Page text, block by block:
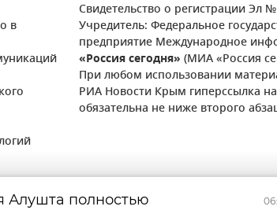
в
Свидетельство о регистрации Эл
Учредитель: Федеральное
предприятие Международное
«Россия сегодня» (МИА «Россия
При любом использовании
РИА Новости Крым гиперссылка
обязательна не ниже второго
Алушта полностью